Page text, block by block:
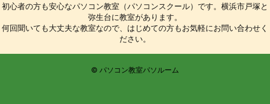
初心者の方も安心なパソコン教室（パソコンスクール）です。横浜市戸塚と
弥生台に教室があります。
何回聞いても大丈夫な教室なので、はじめての方もお気軽にお問い合わせく
ださい。
© パソコン教室パソルーム